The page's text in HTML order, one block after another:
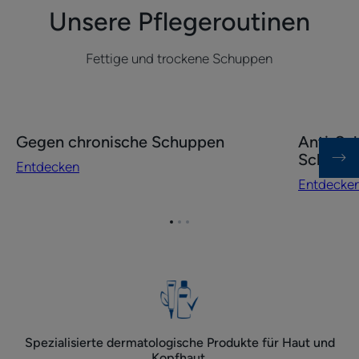
Unsere Pflegeroutinen
Fettige und trockene Schuppen
Gegen
chronische
Gegen chronische Schuppen
Entdecken
Anti-
Schuppen
Routine
Anti-
ZumZumZum
Spezialisierte dermatologische Produkte für Haut und